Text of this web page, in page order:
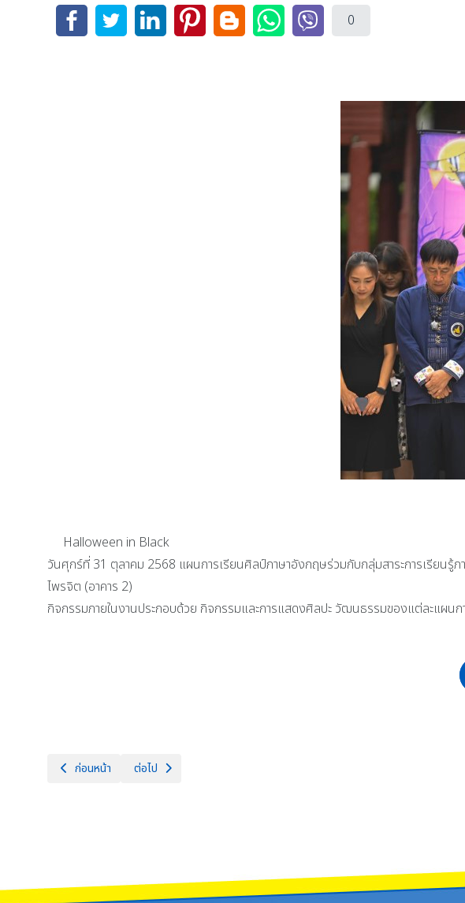
0
Halloween in Black
วันศุกร์ที่ 31 ตุลาคม 2568 แผนการเรียนศิลป์ภาษาอังกฤษร่วมกับกลุ่มสาระการเรียน
ไพรจิต (อาคาร 2)
กิจกรรมภายในงานประกอบด้วย กิจกรรมและการแสดงศิลปะ วัฒนธรรมของแต่ละแ
เนื้อหาก่อนหน้า: พิธีมอบเกียรติบัตร การแข่งขันศิลปหัตถกรรมนักเรียน ครั้งที่ 73 ระดับเขตพื้
ก่อนหน้า เนื้อหาถัดไป: ผู้บริหารและนักเรียน โรงเรียนจักรคำคณาทร จังหวัดลำพูน ร่ว
ต่อไป